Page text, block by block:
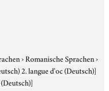
›Romanische Sprachen›
2. langue d'oc (Deutsch)]